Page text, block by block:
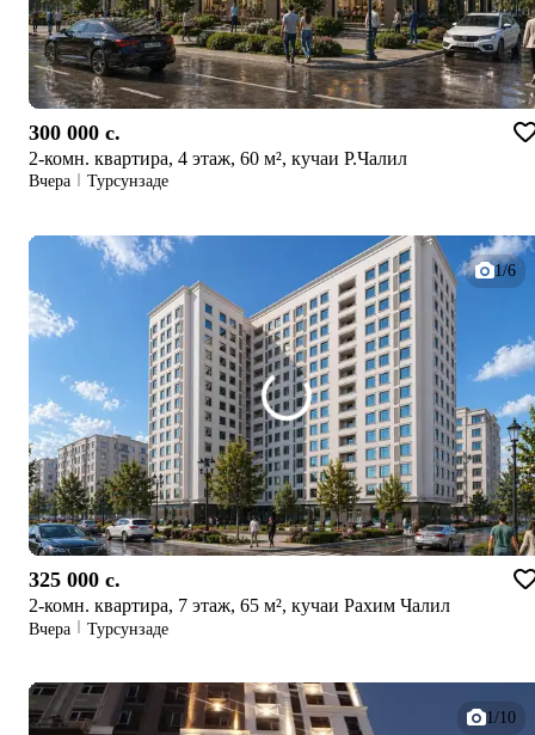
300 000 c.
2-комн. квартира, 4 этаж, 60 м², кучаи Р.Чалил
Вчера Турсунзаде
1/6
325 000 c.
2-комн. квартира, 7 этаж, 65 м², кучаи Рахим Чалил
Вчера Турсунзаде
1/10